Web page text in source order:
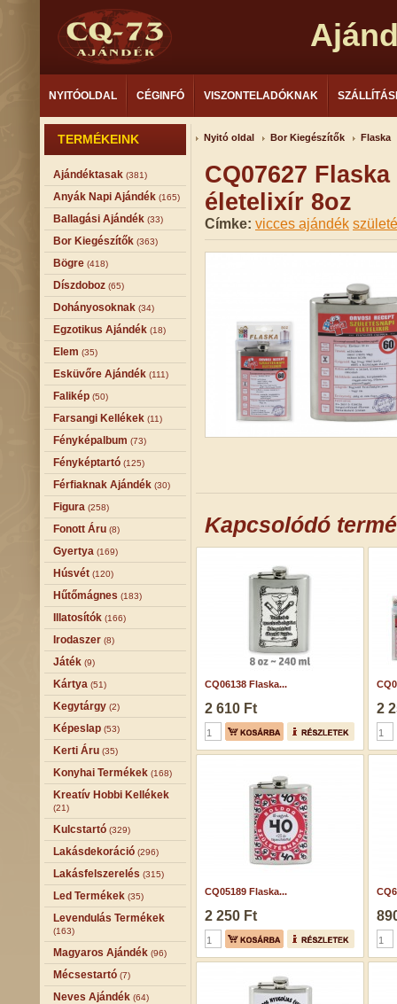
NYITÓOLDAL CÉGINFÓ VISZONTELADÓKNAK
TERMÉKEINK
Ajándéktasak (381)
Anyák Napi Ajándék (165)
Ballagási Ajándék (33)
Bor Kiegészítők (363)
Bögre (418)
Díszdoboz (65)
Dohányosoknak (34)
Egzotikus Ajándék (18)
Elem (35)
Esküvőre Ajándék (111)
Falikép (50)
Farsangi Kellékek (11)
Fényképalbum (73)
Fényképtartó (125)
Férfiaknak Ajándék (30)
Figura (258)
Fonott Áru (8)
Gyertya (169)
Húsvét (120)
Hűtőmágnes (183)
Illatosítók (166)
Irodaszer (8)
Játék (9)
Kártya (51)
Kegytárgy (2)
Képeslap (53)
Kerti Áru (35)
Konyhai Termékek (168)
Kreatív Hobbi Kellékek
(21)
Kulcstartó (329)
Lakásdekoráció (296)
Lakásfelszerelés (315)
Led Termékek (35)
Levendulás Termékek
(163)
Magyaros Ajándék (96)
Mécsestartó (7)
Neves Ajándék (64)
Nyitó oldal Bor Kiegészítők Flaska
CQ07627
életelixír 8oz
Címke: vicces ajándék
Kapcsolódó
CQ06138 Flaska...
2 610 Ft 2
CQ05189 Flaska...
2 250 Ft